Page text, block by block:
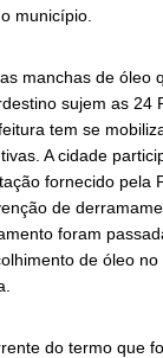
município.
manchas de óleo
sujem as 24
tem se
A cidade
fornecido pela
de
foram
de óleo no
do termo que